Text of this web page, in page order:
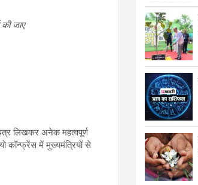
जाए
लिखकर अनेक महत्वपूर्ण
कॉन्फ्रेंस में मुख्यमंत्रियों से